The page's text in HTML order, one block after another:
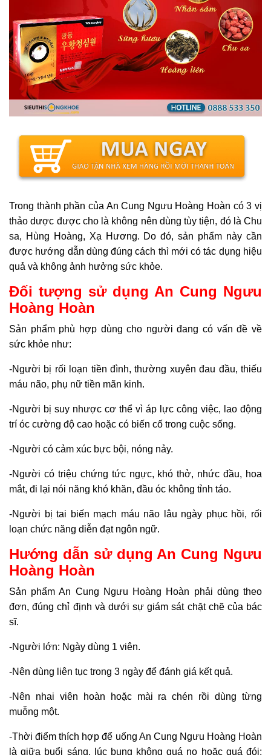
Trong thành phần của An Cung Ngưu Hoàng Hoàn có 3 vị
thảo dược được cho là không nên dùng tùy tiện, đó là Chu
sa, Hùng Hoàng, Xạ Hương. Do đó, sản phẩm này cần
được hướng dẫn dùng đúng cách thì mới có tác dụng hiệu
quả và không ảnh hưởng sức khỏe.
Đối tượng sử dụng An Cung Ngưu
Hoàng Hoàn
Sản phẩm phù hợp dùng cho người đang có vấn đề về
sức khỏe như:
-Người bị rối loạn tiền đình, thường xuyên đau đầu, thiếu
máu não, phụ nữ tiền mãn kinh.
-Người bị suy nhược cơ thể vì áp lực công việc, lao động
trí óc cường độ cao hoặc có biến cố trong cuộc sống.
-Người có cảm xúc bực bội, nóng nảy.
-Người có triệu chứng tức ngực, khó thở, nhức đầu, hoa
mắt, đi lại nói năng khó khăn, đầu óc không tỉnh táo.
-Người bị tai biến mạch máu não lâu ngày phục hồi, rối
loạn chức năng diễn đạt ngôn ngữ.
Hướng dẫn sử dụng An Cung Ngưu
Hoàng Hoàn
Sản phẩm An Cung Ngưu Hoàng Hoàn phải dùng theo
đơn, đúng chỉ định và dưới sự giám sát chặt chẽ của bác
sĩ.
-Người lớn: Ngày dùng 1 viên.
-Nên dùng liên tục trong 3 ngày để đánh giá kết quả.
-Nên nhai viên hoàn hoặc mài ra chén rồi dùng từng
muỗng một.
-Thời điểm thích hợp để uống An Cung Ngưu Hoàng Hoàn
là giữa buổi sáng, lúc bụng không quá no hoặc quá đói;